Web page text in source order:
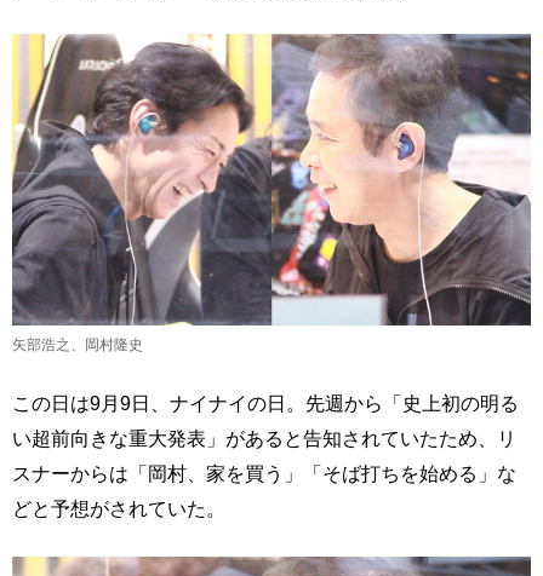
矢部浩之、岡村隆史
この日は9月9日、ナイナイの日。先週から「史上初の明る
い超前向きな重大発表」があると告知されていたため、リ
スナーからは「岡村、家を買う」「そば打ちを始める」な
どと予想がされていた。